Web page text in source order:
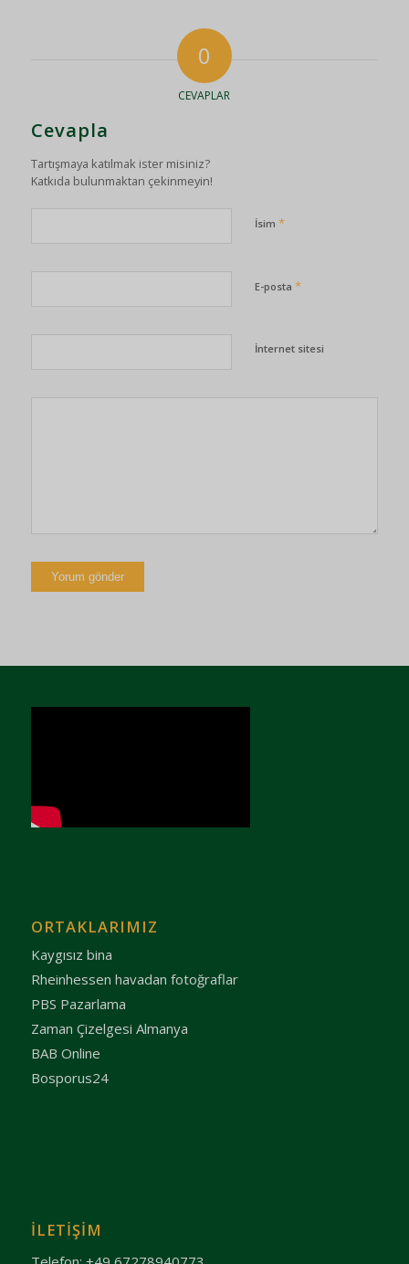
0
CEVAPLAR
Cevapla
Tartışmaya katılmak ister misiniz?
Katkıda bulunmaktan çekinmeyin!
İsim *
E-posta *
İnternet sitesi
ORTAKLARIMIZ
Kaygısız bina
Rheinhessen havadan fotoğraflar
PBS Pazarlama
Zaman Çizelgesi Almanya
BAB Online
Bosporus24
İLETIŞIM